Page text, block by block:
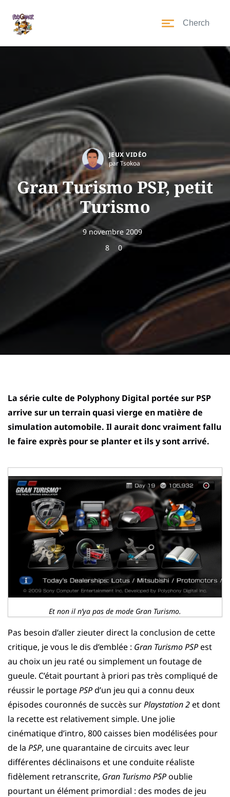
JEUX VIDÉO
par Tsokoa
Gran Turismo PSP, petit
Turismo
9 novembre 2009
8
0
La série culte de Polyphony Digital portée sur PSP
arrive sur un terrain quasi vierge en matière de
simulation automobile. Il aurait donc vraiment fallu
le faire exprès pour se planter et ils y sont arrivé.
Et non il n’ya pas de mode Gran Turismo.
Pas besoin d’aller zieuter direct la conclusion de cette
critique, je vous le dis d’emblée : Gran Turismo PSPest
au choix un jeu raté ou simplement un foutage de
gueule. C’était pourtant à priori pas très compliqué de
réussir le portagePSPd’un jeu qui a connu deux
épisodes couronnés de succès surPlaystation 2et dont
la recette est relativement simple. Une jolie
cinématique d’intro, 800 caisses bien modélisées pour
de la PSP, une quarantaine de circuits avec leur
différentes déclinaisons et une conduite réaliste
fidèlement retranscrite, Gran Turismo PSPoublie
pourtant un élément primordial : des modes de jeu